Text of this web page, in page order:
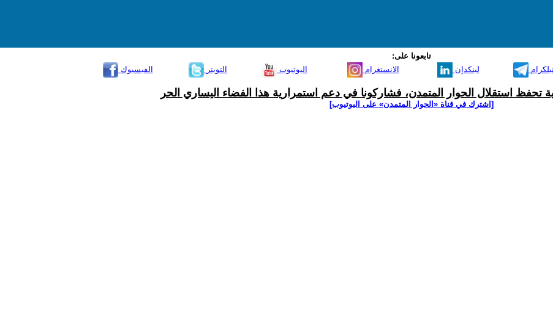
تابعونا على:
الفيسبوك
التويتر اليوتيوب الانستغرام لينكدإن
تحفظ استقلال الحوار المتمدن، فشاركونا في دعم استمرارية هذا الفضاء اليساري الحر
[اشترك في قناة ‫«الحوار المتمدن» على اليوتيوب]